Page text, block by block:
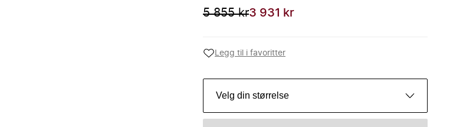
5 855 kr3 931 kr
Legg til i favoritter
Velg din størrelse